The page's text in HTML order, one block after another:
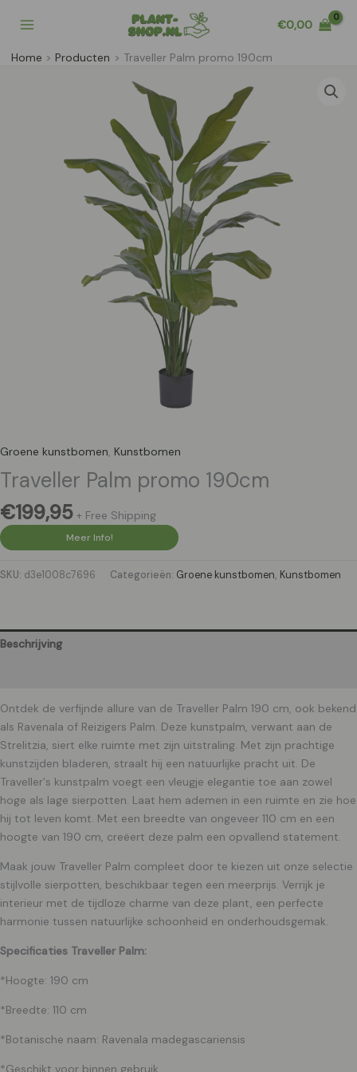
naar
inhoud
€0,00
Home Producten Traveller Palm promo 190cm
Groene kunstbomen, Kunstbomen
Traveller Palm promo 190cm
€199,95 + Free Shipping
Meer Info!
SKU: d3e1008c7696 Categorieën: Groene kunstbomen, Kunstbomen
Beschrijving
Ontdek de verfijnde allure van de Traveller Palm 190 cm, ook bekend
als Ravenala of Reizigers Palm. Deze kunstpalm, verwant aan de
Strelitzia, siert elke ruimte met zijn uitstraling. Met zijn prachtige
kunstzijden bladeren, straalt hij een natuurlijke pracht uit. De
Traveller's kunstpalm voegt een vleugje elegantie toe aan zowel
hoge als lage sierpotten. Laat hem ademen in een ruimte en zie hoe
hij tot leven komt. Met een breedte van ongeveer 110 cm en een
hoogte van 190 cm, creëert deze palm een opvallend statement.
Maak jouw Traveller Palm compleet door te kiezen uit onze selectie
stijlvolle sierpotten, beschikbaar tegen een meerprijs. Verrijk je
interieur met de tijdloze charme van deze plant, een perfecte
harmonie tussen natuurlijke schoonheid en onderhoudsgemak.
Specificaties Traveller Palm:
*Hoogte: 190 cm
*Breedte: 110 cm
*Botanische naam: Ravenala madegascariensis
*Geschikt voor binnen gebruik